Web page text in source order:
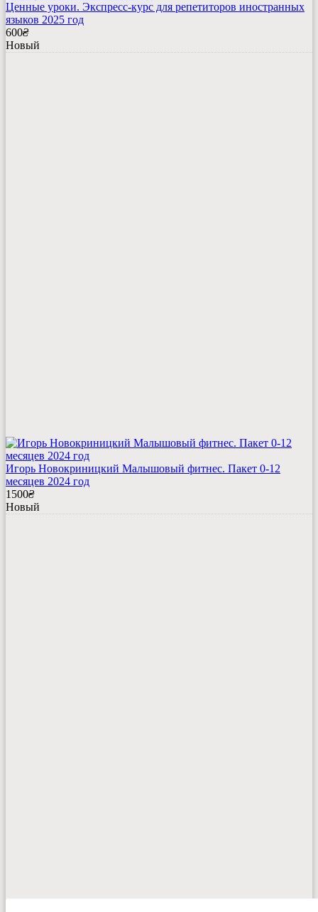
Ценные уроки. Экспресс-курс для репетиторов иностранных
языков 2025 год
600₴
Новый
Игорь Новокриницкий Малышовый фитнес. Пакет 0-12
месяцев 2024 год
1500₴
Новый